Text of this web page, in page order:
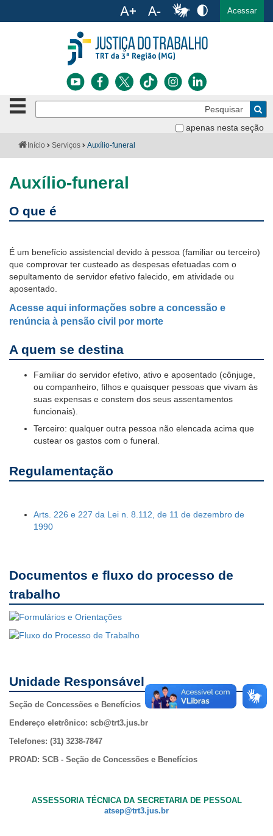
Ir para o menu Ir para a busca Ir para o rodapé
Acessar
apenas nesta seção
Botão
de
clique
ou
o
menu
Notícias
Serviços
Jurisprudência
Legislação
Ouvidoria
Contato
VocêInício Serviços Auxílio-funeral
Auxílio-funeral
O que é
É um benefício assistencial devido à pessoa (familiar ou terceiro)
que comprovar ter custeado as despesas efetuadas com o
sepultamento de servidor efetivo falecido, em atividade ou
aposentado.
Acesse aqui informações sobre a concessão e
renúncia à pensão civil por morte
A quem se destina
Familiar do servidor efetivo, ativo e aposentado (cônjuge,
ou companheiro, filhos e quaisquer pessoas que vivam às
suas expensas e constem dos seus assentamentos
funcionais).
Terceiro: qualquer outra pessoa não elencada acima que
custear os gastos com o funeral.
Regulamentação
Arts. 226 e 227 da Lei n. 8.112, de 11 de dezembro de
1990
Documentos e fluxo do processo de
trabalho
Unidade Responsável
Seção de Concessões e Benefícios
Endereço eletrônico: scb@trt3.jus.br
Telefones: (31) 3238-7847
PROAD: SCB - Seção de Concessões e Benefícios
ASSESSORIA TÉCNICA DA SECRETARIA DE PESSOAL
atsep@trt3.jus.br